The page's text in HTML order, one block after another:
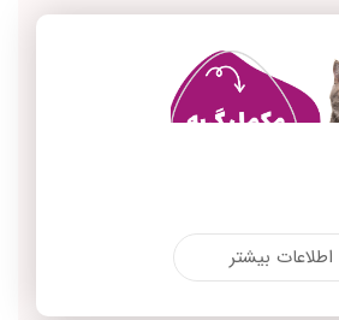
اطلاعات بیشتر